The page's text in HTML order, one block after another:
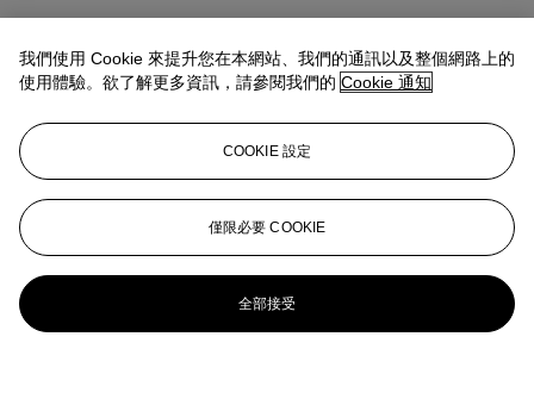
我們使用 Cookie 來提升您在本網站、我們的通訊以及整個網路上的
使用體驗。欲了解更多資訊，請參閱我們的 Cookie 通知
COOKIE 設定
僅限必要 COOKIE
全部接受